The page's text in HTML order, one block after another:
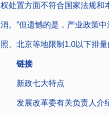
权处置方面不符合国家法规和
消。”但遗憾的是，产业政策
照、北京等地限制1.0以下排
链接
新政七大特点
发展改革委有关负责人介绍